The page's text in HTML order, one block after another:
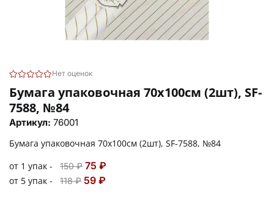
Нет оценок
Бумага упаковочная 70х100см (2шт), SF-
7588, №84
Артикул: 76001
Бумага упаковочная 70х100см (2шт), SF-7588, №84
от 1 упак -
150 ₽ 75 ₽
от 5 упак - 118 ₽ 59 ₽